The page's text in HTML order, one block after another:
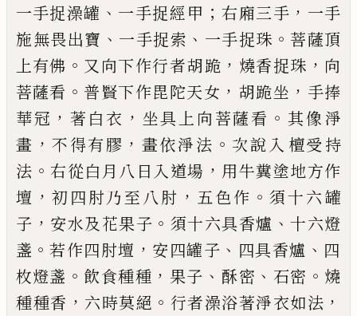
一手捉澡罐 、 一手捉經甲 ； 右廂三手 ， 一手
施無畏出寶 、 一手捉索 、 一手捉珠 。 菩薩頂
上有佛 。 又向下作行者胡跪 ， 燒香捉珠 ， 向
菩薩看 。 普賢下作毘陀天女 ， 胡跪坐 ， 手捧
華冠 ， 著白衣 ， 坐具上向菩薩看 。 其像淨
畫 ， 不得有膠 ， 畫依淨法 。 次說入 檀受持
法 。 右從白月 八日入道場 ， 用牛糞塗地方作
壇 ， 初四肘乃至八肘 ， 五色作 。 須十六罐
子 ， 安水及花果子 。 須十六具香爐 、 十六燈
盞 。 若作四肘壇 ， 安四罐子 、 四具香爐 、 四
枚燈盞 。 飲食種種 ， 果子 、 酥密 、 石密 。 燒
種種香 ， 六時莫絕 。 行者澡浴著淨衣如法 ，